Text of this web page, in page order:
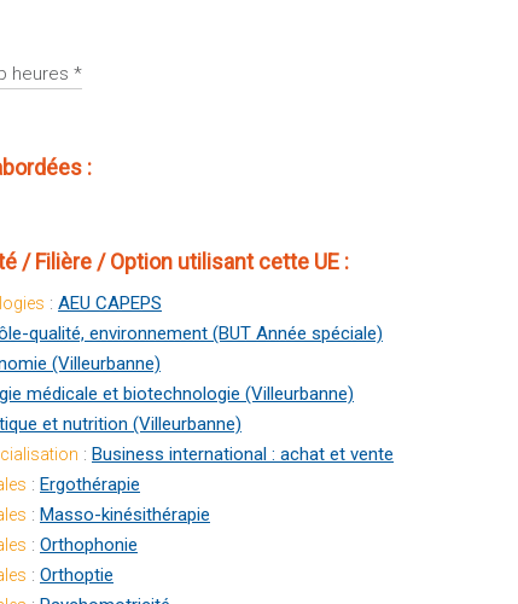
heures *
:
/ Filière / Option utilisant cette UE :
: AEU CAPEPS
qualité, environnement (BUT Année spéciale)
(Villeurbanne)
médicale et biotechnologie (Villeurbanne)
et nutrition (Villeurbanne)
: Business international : achat et vente
: Ergothérapie
: Masso-kinésithérapie
: Orthophonie
: Orthoptie